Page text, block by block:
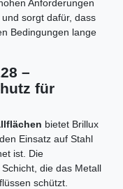
Anforderungen
sorgt dafür, dass
Bedingungen lange
–
für
bietet Brillux
Einsatz auf Stahl
ist. Die
die das Metall
schützt.